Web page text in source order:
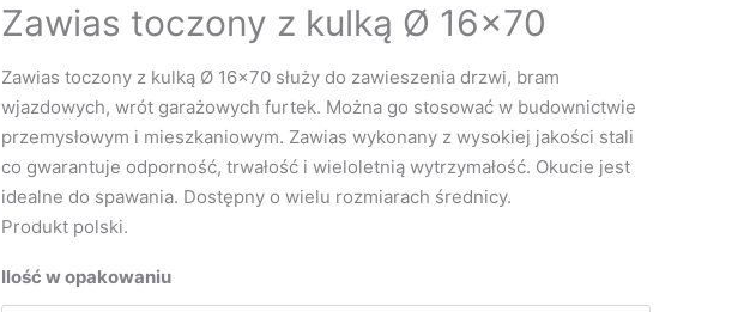
4,70 zł
46,00 zł
Zawias toczony z kulką Ø 16×70
Zawias toczony z kulką Ø 16×70 służy do zawieszenia drzwi, bram
wjazdowych, wrót garażowych furtek. Można go stosować w budownictwie
przemysłowym i mieszkaniowym. Zawias wykonany z wysokiej jakości stali
co gwarantuje odporność, trwałość i wieloletnią wytrzymałość. Okucie jest
idealne do spawania. Dostępny o wielu rozmiarach średnicy.
Produkt polski.
Ilość w opakowaniu
z kulką
16x70